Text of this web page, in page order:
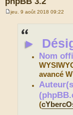
M
jeu. 9 août 2018 09:22
►
Nom
avancé
(